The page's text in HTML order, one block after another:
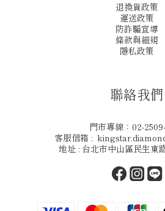
退換貨政策
運送政策
防詐騙宣導
條款與細規
隱私政策
聯絡我們
門市專線：02-
客服信箱 :
地址 : 台北市中山區民生東